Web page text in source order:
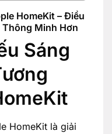
HomeKit – Điều
Thông Minh Hơn
Sáng
HomeKit là giải